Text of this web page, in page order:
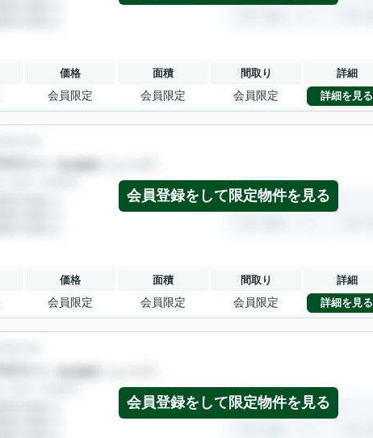
価格 面積 間取り 詳細
会員限定 会員限定 会員限定 詳細を見る
会員登録をして限定物件を見る
価格 面積 間取り 詳細
会員限定 会員限定 会員限定 詳細を見る
会員登録をして限定物件を見る